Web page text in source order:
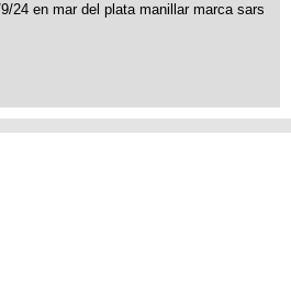
24 en mar del plata manillar marca sars